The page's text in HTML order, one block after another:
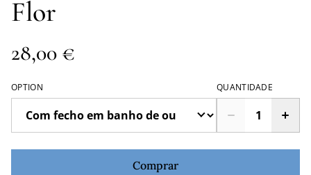
Flor
28,00 €
OPTION QUANTIDADE
Comprar